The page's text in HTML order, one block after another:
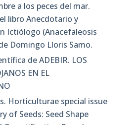
a los peces del mar.
libro Anecdotario y
Ictiólogo (Anacefaleosis
Domingo Lloris Samo.
de ADEBIR. LOS
EN EL
Horticulturae special issue
of Seeds: Seed Shape